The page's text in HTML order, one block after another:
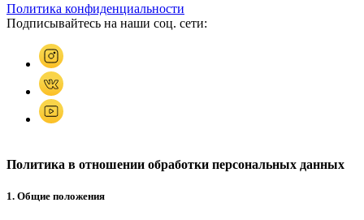
Политика конфиденциальности
Подписывайтесь на наши соц. сети:
Политика в отношении обработки персональных данных
1. Общие положения